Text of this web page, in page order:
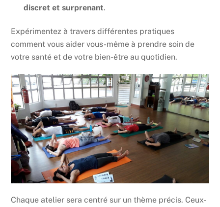
discret et surprenant.
Expérimentez à travers différentes pratiques
comment vous aider vous-même à prendre soin de
votre santé et de votre bien-être au quotidien.
Chaque atelier sera centré sur un thème précis. Ceux-